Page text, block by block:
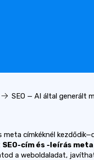
SEO — AI által generált
meta címkéknél
SEO-cím és -leírás
a weboldaladat,